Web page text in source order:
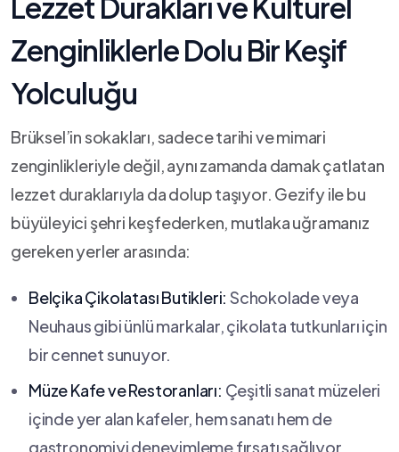
Lezzet Durakları ve Kültürel
Zenginliklerle Dolu Bir Keşif
Yolculuğu
Brüksel’in sokakları, sadece tarihi ​ve ‍mimari
zenginlikleriyle ‍değil, aynı zamanda ‌damak çatlatan
lezzet duraklarıyla ‌da dolup⁣ taşıyor. Gezify ile bu
büyüleyici şehri keşfederken, mutlaka uğramanız
gereken yerler arasında:
Belçika Çikolatası Butikleri: Schokolade​ veya
Neuhaus gibi ünlü markalar,‍ çikolata tutkunları için
bir cennet sunuyor.
Müze Kafe ve Restoranları: Çeşitli sanat müzeleri
içinde yer alan kafeler, hem sanatı hem de
gastronomiyi⁣ deneyimleme fırsatı sağlıyor.